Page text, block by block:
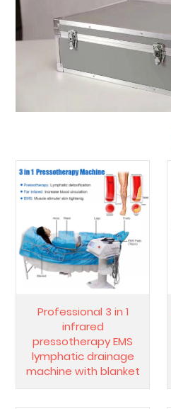
Professional 3 in 1
infrared
pressotherapy EMS
lymphatic drainage
machine with blanket